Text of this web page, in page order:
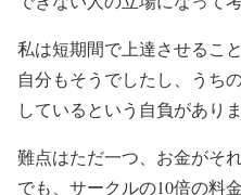
私は短期間で上達させるこ
自分もそうでしたし、うち
しているという自負があり
難点はただ一つ、お金がそ
でも、サークルの10倍の料